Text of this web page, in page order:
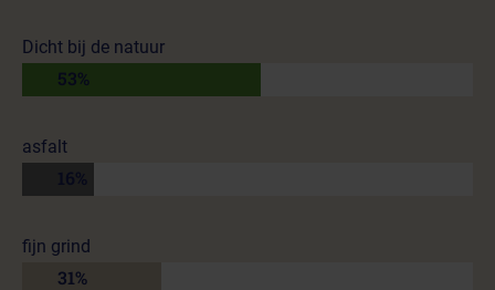
Dicht bij de natuur
53%
asfalt
fijn grind
31%